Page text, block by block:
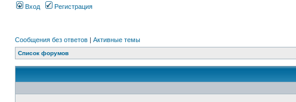
Вход Регистрация
Сообщения без ответов | Активные темы
Список форумов